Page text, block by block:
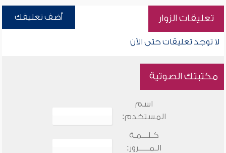
تعليقات الزوار أضف تعليقك
لا توجد تعليقات حتى الآن
مكتبتك الصوتية
اسم
المستخدم:
كـلـــمـة
الـمـــــرور: